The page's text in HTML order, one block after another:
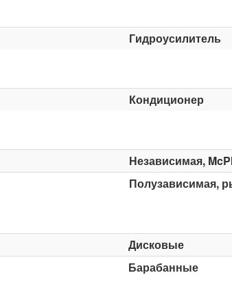
Гидроусилитель
Кондиционер
Независимая,
Полузависимая,
Дисковые
Барабанные